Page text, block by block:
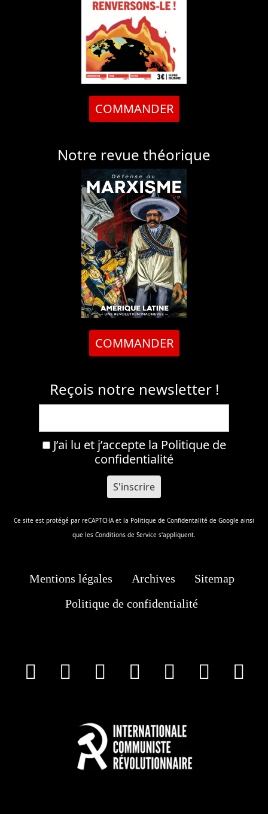
COMMANDER
Notre revue théorique
COMMANDER
Reçois notre newsletter !
J’ai lu et j’accepte la Politique de
confidentialité
Ce site est protégé par reCAPTCHA et la Politique de Confidentalité de Google ainsi
que les Conditions de Service s'appliquent.
Mentions légales Archives
Sitemap
Politique de confidentialité
facebookInstagram
Youtube
Tik Tok